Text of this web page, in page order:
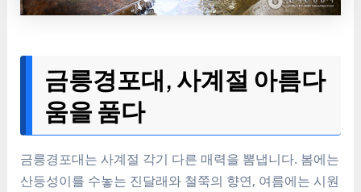
금릉경포대, 사계절 아름다
움을 품다
금릉경포대는 사계절 각기 다른 매력을 뽐냅니다. 봄에는
산등성이를 수놓는 진달래와 철쭉의 향연, 여름에는 시원